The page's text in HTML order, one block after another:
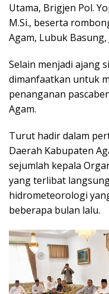
Utama, Brigjen Pol.
M.Si., beserta
Agam, Lubuk Basung,
Selain menjadi ajang
dimanfaatkan untuk
penanganan
Agam.
Turut hadir dalam
Daerah Kabupaten
sejumlah kepala
yang terlibat
hidrometeorologi
beberapa bulan lalu.